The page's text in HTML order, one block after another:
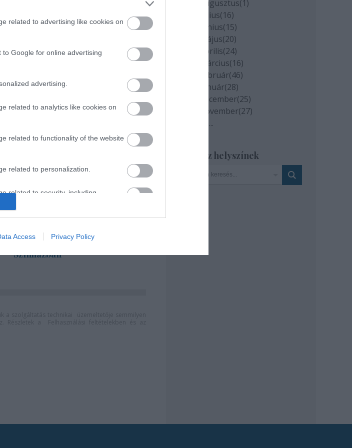
related to advertising like cookies on
Google for online advertising
advertising.
related to analytics like cookies on
related to functionality of the website
related to personalization.
related to security, including
and other user protection.
Access Privacy Policy
Pénteken ismét online
vetítés a Vörösmarty
Színházban
2020 augusztus(1)
2020 július(16)
2020 június(15)
2020 május(20)
2020 április(24)
2020 március(16)
2020 február(46)
2020 január(28)
2019 december(25)
2019 november(27)
...
Szinház helyszínek